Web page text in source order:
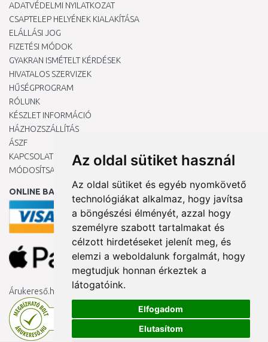
Az oldal sütiket használ
Az oldal sütiket és egyéb nyomkövető
technológiákat alkalmaz, hogy javítsa
a böngészési élményét, azzal hogy
személyre szabott tartalmakat és
célzott hirdetéseket jelenít meg, és
elemzi a weboldalunk forgalmát, hogy
megtudjuk honnan érkeztek a
látogatóink.
Elfogadom
Elutasítom
ADATVÉDELMI NYILATKOZAT
CSAPTELEP HELYÉNEK KIALAKÍTÁSA
ELÁLLÁSI JOG
FIZETÉSI MÓDOK
GYAKRAN ISMÉTELT KÉRDÉSEK
HIVATALOS SZERVIZEK
HŰSÉGPROGRAM
RÓLUNK
KÉSZLET INFORMÁCIÓ
HÁZHOZSZÁLLÍTÁS
ÁSZF
KAPCSOLAT
MÓDOSÍTSA A COOKIE-BEÁLLÍTÁSAIMAT
ONLINE BANKKÁRTYÁVAL
Árukereső.hu